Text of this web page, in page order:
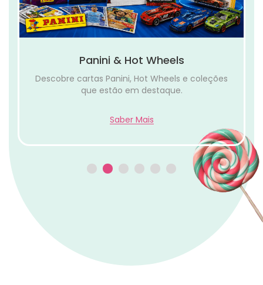
Panini & Hot Wheels
Descobre cartas Panini, Hot Wheels e coleções
que estão em destaque.
Saber Mais